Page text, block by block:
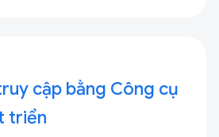
cập bằng Công cụ
triển